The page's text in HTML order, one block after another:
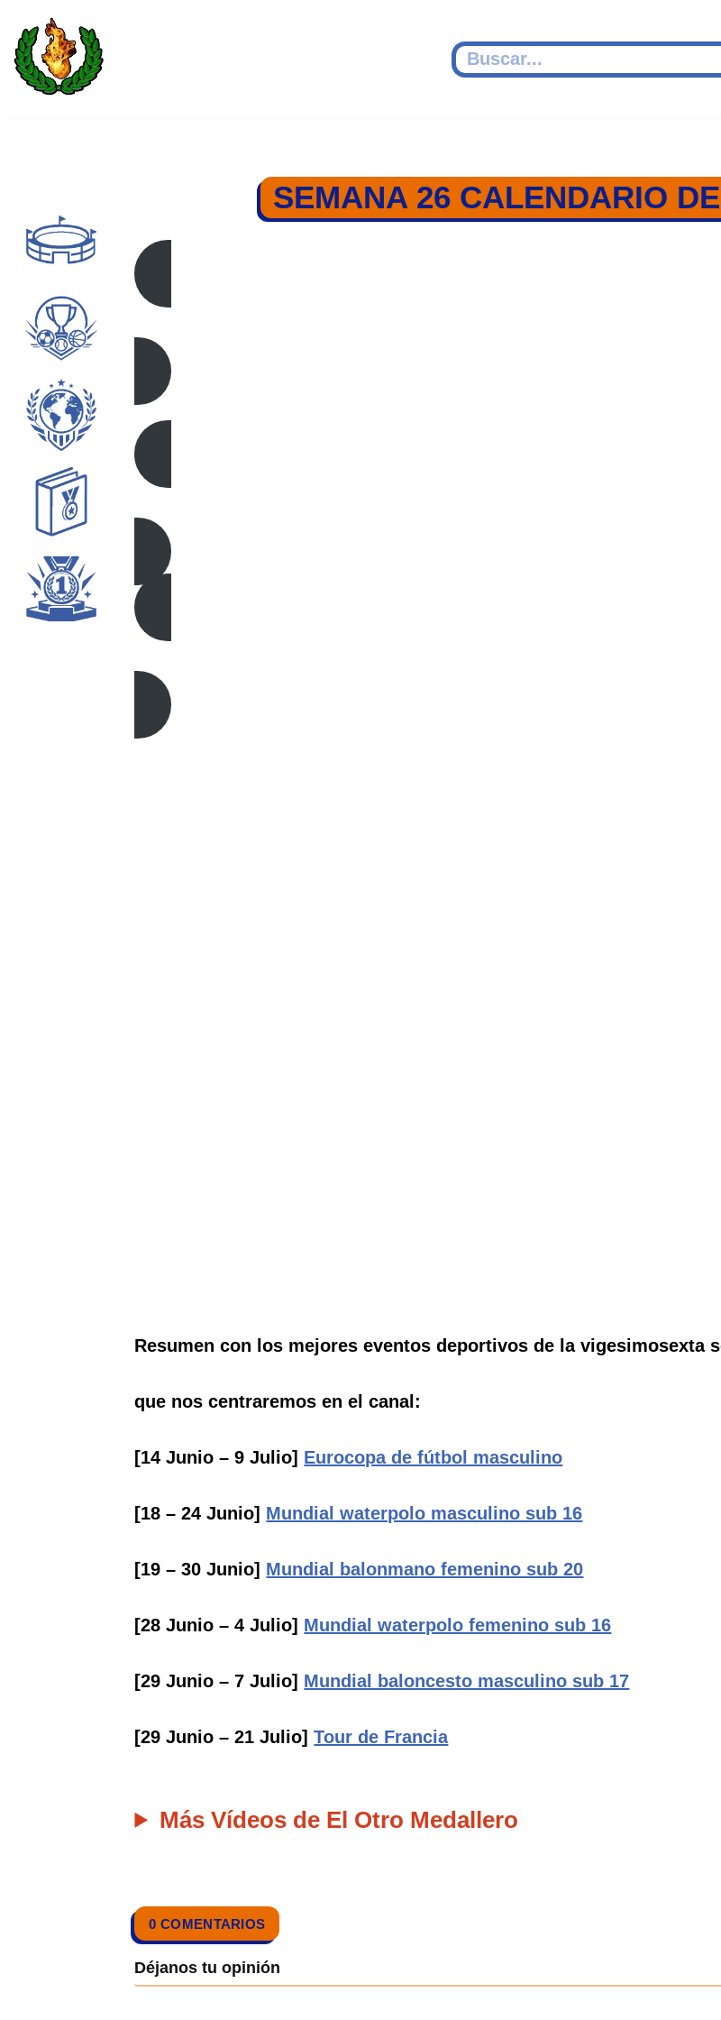
Saltar
SEMANA 26 CALENDARIO
Resumen con los mejores eventos deportivos de la vigesimosexta
que nos centraremos en el canal:
[14 Junio – 9 Julio] Eurocopa de fútbol masculino
[18 – 24 Junio] Mundial waterpolo masculino sub 16
[19 – 30 Junio] Mundial balonmano femenino sub 20
[28 Junio – 4 Julio] Mundial waterpolo femenino sub 16
[29 Junio – 7 Julio] Mundial baloncesto masculino sub 17
[29 Junio – 21 Julio]Tour de Francia
Más Vídeos de El Otro Medallero
0 COMENTARIOS